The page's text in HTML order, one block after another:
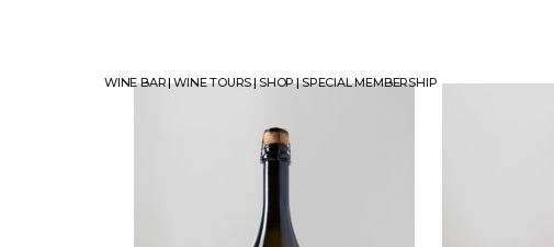
WINE BAR|WINE TOURS|SHOP|SPECIAL MEMBERSHIP